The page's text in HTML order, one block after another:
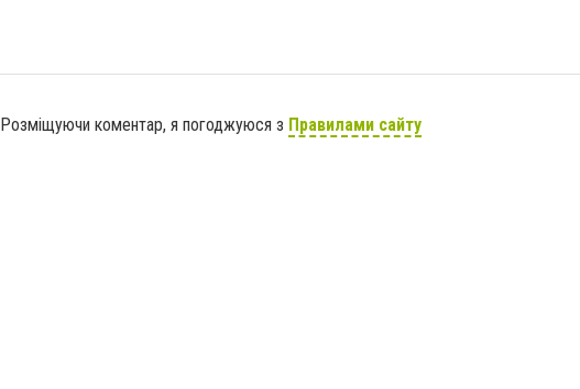
Розміщуючи коментар, я погоджуюся з Правилами сайту